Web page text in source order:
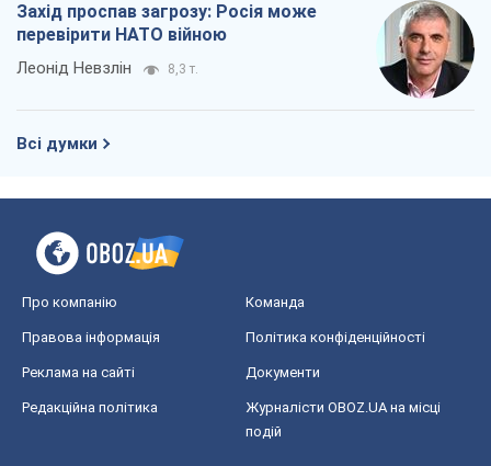
Захід проспав загрозу: Росія може
перевірити НАТО війною
Леонід Невзлін 8,3 т.
Всі думки
Про компанію Команда
Правова інформація Політика конфіденційності
Реклама на сайті Документи
Редакційна політика
Журналісти OBOZ.UA на місці
подій